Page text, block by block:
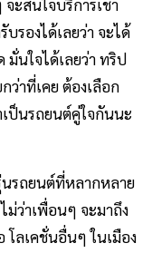
ะสนใจบริการเช่า
รองได้เลยว่า จะได้
นใจได้เลยว่า ทริป
ว่าที่เคย ต้องเลือก
เป็นรถยนต์คู่ใจกันนะ
รถยนต์ที่หลากหลาย
ม่ว่าเพื่อนๆ จะมาถึง
ลเคชั่นอื่นๆ ในเมือง